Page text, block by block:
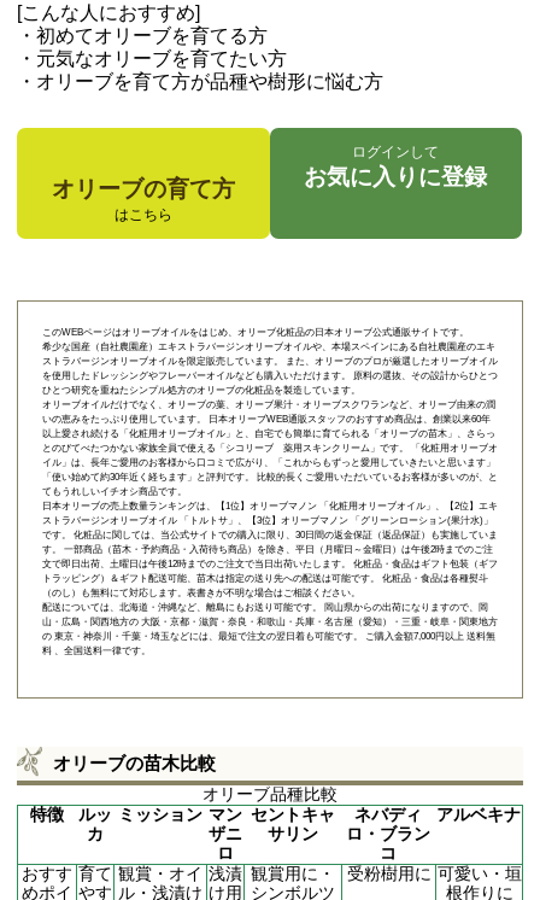
[こんな人におすすめ]
・初めてオリーブを育てる方
・元気なオリーブを育てたい方
・オリーブを育て方が品種や樹形に悩む方
オリーブの育て方
はこちら
ログインして
お気に入りに登録
このWEBページはオリーブオイルをはじめ、オリーブ化粧品の日本オリーブ公式通販サイトです。
希少な国産（自社農園産）エキストラバージンオリーブオイルや、本場スペインにある自社農園産のエキ
ストラバージンオリーブオイルを限定販売しています。 また、オリーブのプロが厳選したオリーブオイル
を使用したドレッシングやフレーバーオイルなども購入いただけます。 原料の選抜、その設計からひとつ
ひとつ研究を重ねたシンプル処方のオリーブの化粧品を製造しています。
オリーブオイルだけでなく、オリーブの葉、オリーブ果汁・オリーブスクワランなど、オリーブ由来の潤
いの恵みをたっぷり使用しています。 日本オリーブWEB通販スタッフのおすすめ商品は、創業以来60年
以上愛され続ける「 化粧用オリーブオイル 」と、自宅でも簡単に育てられる「 オリーブの苗木 」、さらっ
とのびてべたつかない家族全員で使える「 シコリーブ 薬用スキンクリーム 」です。 「化粧用オリーブオ
イル」は、長年ご愛用のお客様から口コミで広がり、「これからもずっと愛用していきたいと思います」
「使い始めて約30年近く経ちます」と評判です。 比較的長くご愛用いただいているお客様が多いのが、と
てもうれしいイチオシ商品です。
日本オリーブの売上数量ランキングは、【1位】オリーブマノン 「 化粧用オリーブオイル 」、【2位】 エキ
ストラバージンオリーブオイル 「トルトサ」 、【3位】 オリーブマノン 「グリーンローション(果汁水)」
です。 化粧品に関しては、当公式サイトでの購入に限り、 30日間の返金保証（返品保証）
も実施していま
す。 一部商品（苗木・予約商品・入荷待ち商品）を除き、平日（月曜日～金曜日）は午後2時までのご注
文で即日出荷、土曜日は午後12時までのご注文で当日出荷いたします。 化粧品・食品はギフト包装（ギフ
トラッピング）＆ギフト配送可能、苗木は指定の送り先への配送は可能です。 化粧品・食品は各種熨斗
（のし）も無料にて対応します。表書きが不明な場合はご相談ください。
配送については、北海道・沖縄など、離島にもお送り可能です。 岡山県からの出荷になりますので、岡
山・広島・関西地方の 大阪・京都・滋賀・奈良・和歌山・兵庫・名古屋（愛知）・三重・岐阜・関東地方
の 東京・神奈川・千葉・埼玉などには、最短で注文の翌日着も可能です。 ご購入金額7,000円以上 送料無
料 、全国送料一律です。
オリーブの苗木比較
オリーブ品種比較
特徴
ルッ
カ
ミッション マン
ザニ
ロ
セントキャ
サリン
ネバディ
ロ・ブラン
コ
アルベキナ
おすす
めポイ
育て
やす
観賞・オイ
ル・浅漬け
浅漬
け用
観賞用に・
シンボルツ
受粉樹用に 可愛い・垣
根作りに